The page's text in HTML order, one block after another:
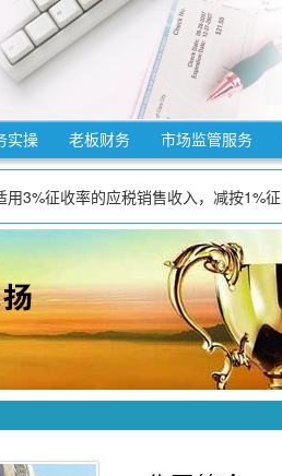
实操 老板财务 市场监管服务
。
。
值税项目，减按1%预征率预缴增值税。
3%征收率的应税销售收入，减按1%征
含本数）的增值税小规模纳税人，免
。
当期可抵扣进项税额加计5%抵减应纳
。
。